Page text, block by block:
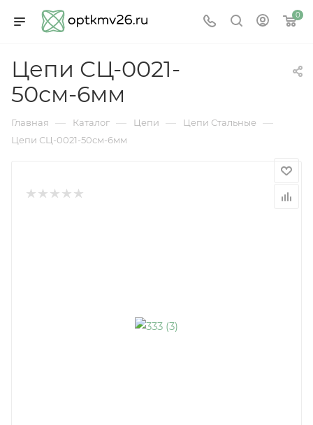
0
Цепи СЦ-0021-
50см-6мм
Главная — Каталог — Цепи — Цепи Стальные —
Цепи СЦ-0021-50см-6мм